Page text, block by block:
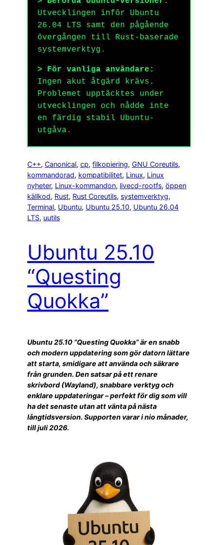
Utvecklingen inför Ubuntu
26.04 LTS samt den pågående
övergången till Rust-baserade
systemverktyg.
> För vanliga användare:
Ingen akut åtgärd krävs.
Problemet upptäcktes under
utvecklingen och nådde inte
en färdig stabil Ubuntu-
utgåva.
C++, Canonical, cp, filkopiering, GNU Coreutils
kommandorad, kompatibilitet, Linux, Linux
nyheter, Linux-kommandon, livecd-rootfs, öppen
källkod, Rust, Rust Coreutils, systemverktyg
Terminal, Ubuntu, Ubuntu 25.10, Ubuntu 26.04
LTS, uutils
Ubuntu 25.10
“Questing
Quokka”
Ubuntu 25.10 “Questing Quokka” är en snabb
och modern uppdatering som gör datorn lättare
att starta, smidigare att använda och säkrare
från grunden. Den satsar på ett renare
skrivbord (Wayland), snabbare verktyg och
enklare uppdateringar – perfekt för dig som vill
ha det senaste utan att vänta på nästa
långtidsversion. Supporten varar i nio månader,
till juli 2026.